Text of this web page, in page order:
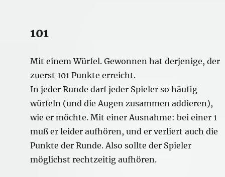
101
Mit einem Würfel. Gewonnen hat derjenige, der
zuerst 101 Punkte erreicht.
In jeder Runde darf jeder Spieler so häufig
würfeln (und die Augen zusammen addieren),
wie er möchte. Mit einer Ausnahme: bei einer 1
muß er leider aufhören, und er verliert auch die
Punkte der Runde. Also sollte der Spieler
möglichst rechtzeitig aufhören.